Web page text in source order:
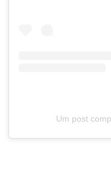
Um post